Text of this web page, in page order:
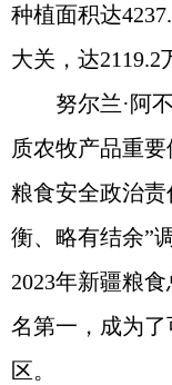
种植面积达
大关，达2119.2
努尔兰·阿
质农牧产品重
粮食安全政治
衡、略有结余”
2023年新疆粮
名第一，成为
区。